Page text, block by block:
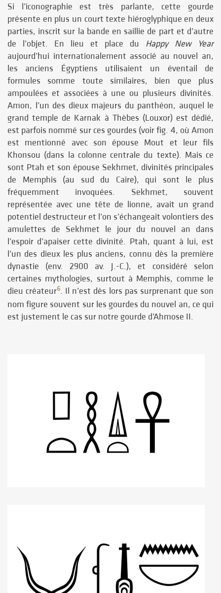
Si l’iconographie est très parlante, cette gourde
présente en plus un court texte hiéroglyphique en deux
parties, inscrit sur la bande en saillie de part et d’autre
de l’objet. En lieu et place du Happy New Year
aujourd’hui internationalement associé au nouvel an,
les anciens Égyptiens utilisaient un éventail de
formules somme toute similaires, bien que plus
ampoulées et associées à une ou plusieurs divinités.
Amon, l’un des dieux majeurs du panthéon, auquel le
grand temple de Karnak à Thèbes (Louxor) est dédié,
est parfois nommé sur ces gourdes (voir fig. 4, où Amon
est mentionné avec son épouse Mout et leur fils
Khonsou (dans la colonne centrale du texte). Mais ce
sont Ptah et son épouse Sekhmet, divinités principales
de Memphis (au sud du Caire), qui sont le plus
fréquemment invoquées. Sekhmet, souvent
représentée avec une tête de lionne, avait un grand
potentiel destructeur et l’on s’échangeait volontiers des
amulettes de Sekhmet le jour du nouvel an dans
l’espoir d’apaiser cette divinité. Ptah, quant à lui, est
l’un des dieux les plus anciens, connu dès la première
dynastie (env. 2900 av. J.-C.), et considéré selon
certaines mythologies, surtout à Memphis, comme le
dieu créateur6. Il n’est dès lors pas surprenant que son
nom figure souvent sur les gourdes du nouvel an, ce qui
est justement le cas sur notre gourde d’Ahmose II.